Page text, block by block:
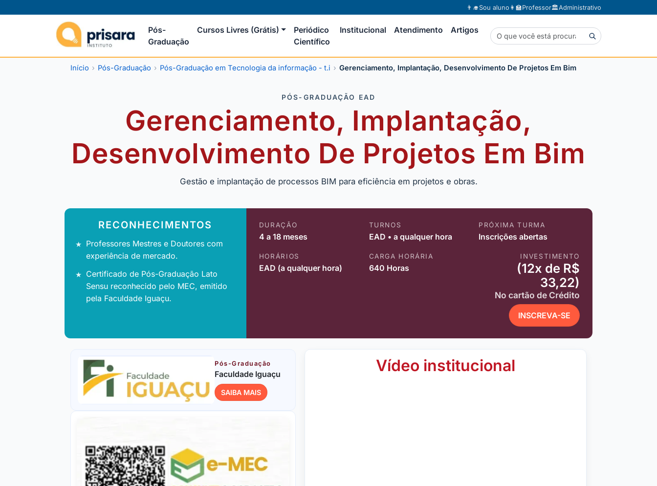
👨‍🎓Sou aluno 👩‍🏫Professor🏛️Administrativo
Pós-
Graduação
Cursos Livres (Grátis)
Periódico
Científico
Institucional Atendimento Artigos
Início Pós-Graduação Pós-Graduação em Tecnologia da informação - t.i Gerenciamento, Implantação, Desenvolvimento De Projetos Em Bim
PÓS-GRADUAÇÃO EAD
Gerenciamento, Implantação,
Desenvolvimento De Projetos Em Bim
Gestão e implantação de processos BIM para eficiência em projetos e obras.
RECONHECIMENTOS
Professores Mestres e Doutores com
experiência de mercado.
Certificado de Pós-Graduação Lato
Sensu reconhecido pelo MEC, emitido
pela Faculdade Iguaçu.
DURAÇÃO
4 a 18 meses
TURNOS
EAD • a qualquer hora
PRÓXIMA TURMA
Inscrições abertas
HORÁRIOS
EAD (a qualquer hora)
CARGA HORÁRIA
640 Horas
INVESTIMENTO
(12x de R$
33,22)
No cartão de Crédito
INSCREVA-SE
Pós-Graduação
Faculdade Iguaçu
SAIBA MAIS
Vídeo institucional